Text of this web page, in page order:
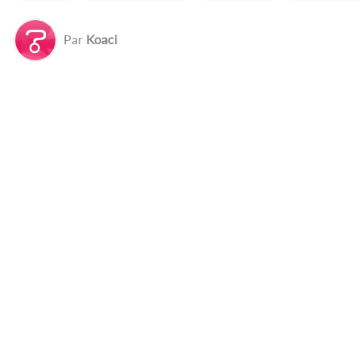
Par Koaci